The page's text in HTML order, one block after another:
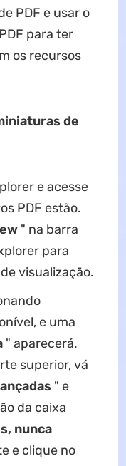
PDF e usar o
para ter
os recursos
de
e acesse
PDF estão.
" na barra
para
visualização.
e uma
" aparecerá.
superior, vá
" e
da caixa
nunca
e clique no